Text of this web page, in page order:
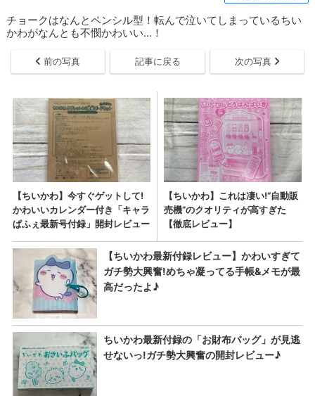
チョークはなんとペンシル型！転んで泣いてしまっているちい
かわがなんとも不憫かわいい…！
前の写真 記事に戻る 次の写真